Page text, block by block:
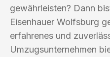
gewährleisten? Dann
Eisenhauer Wolfsburg
erfahrenes und
Umzugsunternehmen